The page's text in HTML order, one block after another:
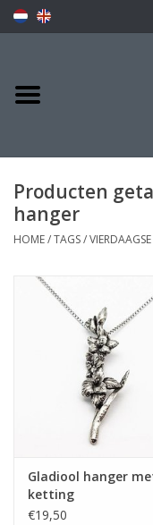
Producten
hanger
HOME/TAGS/
Gladiool hanger
ketting
€19,50